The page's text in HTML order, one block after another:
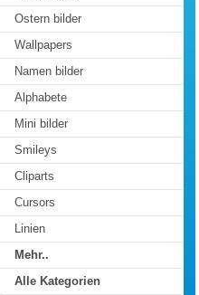
Ostern bilder
Wallpapers
Namen bilder
Alphabete
Mini bilder
Smileys
Cliparts
Cursors
Linien
Mehr..
Alle Kategorien